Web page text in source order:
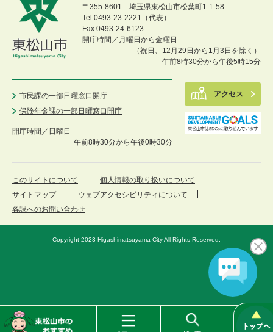
松
〒355-8601 埼玉県東松山市松葉町1-1-58
Tel:0493-23-2221（代表）
Fax:0493-24-6123
開庁時間／月曜日から金曜日
（祝日、12月29日から1月3日を除く）
午前8時30分から午後5時15分
市民課の一部日曜窓口開庁
保険年金課の一部日曜窓口開庁
開庁時間／ 日曜日
午前8時30分から午後0時30分
アクセス
このサイトについて
個人情報の取り扱いについて
サイトマップ
ウェブアクセシビリティについて
各課へのお問い合わせ
Copyright 2023 Higashimatsuyama City All Rights Reserved.